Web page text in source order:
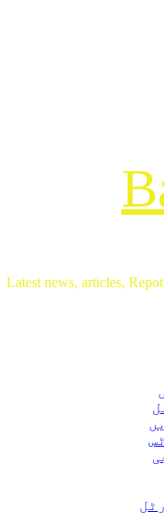
Latest news, articles,